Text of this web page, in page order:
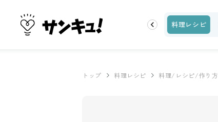
ビューティ 100均・雑貨 スーパー 料理レシピ
トップ 料理レシピ 料理/レシピ/作り方